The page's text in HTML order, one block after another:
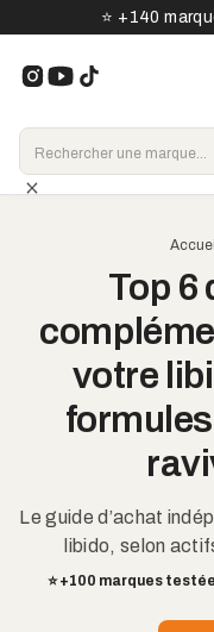
⭐️ +140
Top 6
votre
Le guide d’achat
libido, selon
⭐️ +100 marques